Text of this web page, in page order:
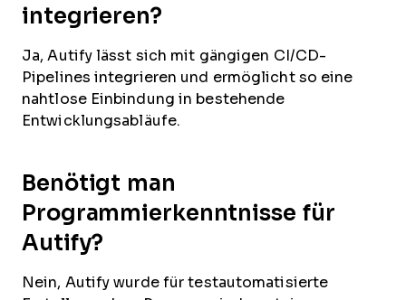
integrieren?
Ja, Autify lässt sich mit gängigen CI/CD-
Pipelines integrieren und ermöglicht so eine
nahtlose Einbindung in bestehende
Entwicklungsabläufe.
Benötigt man
Programmierkenntnisse für
Autify?
Nein, Autify wurde für testautomatisierte